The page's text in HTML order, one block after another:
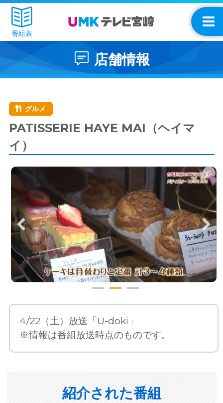
番組表
店舗情報
グルメ
PATISSERIE HAYE MAI（ヘイマ
イ）
4/22（土）放送「U-doki」
※情報は番組放送時点のものです。
紹介された番組